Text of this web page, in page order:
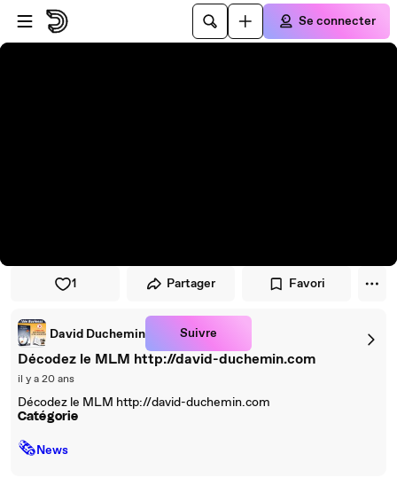
Passer au player
Passer au contenu principal
Se connecter
1 Partager Favori
David Duchemin Suivre
Décodez le MLM http://david-duchemin.com
il y a 20 ans
Décodez le MLM http://david-duchemin.com
Catégorie
🗞News